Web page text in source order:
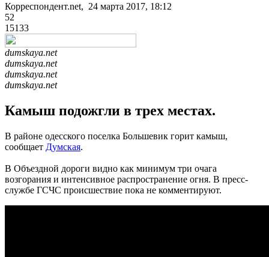
Корреспондент.net, 24 марта 2017, 18:12
52
15133
dumskaya.net
dumskaya.net
dumskaya.net
dumskaya.net
Камыш подожгли в трех местах.
В районе одесского поселка Большевик горит камыш,
сообщает Думская.
В Объездной дороги видно как минимум три очага
возгорания и интенсивное распространение огня. В пресс-
службе ГСЧС происшествие пока не комментируют.